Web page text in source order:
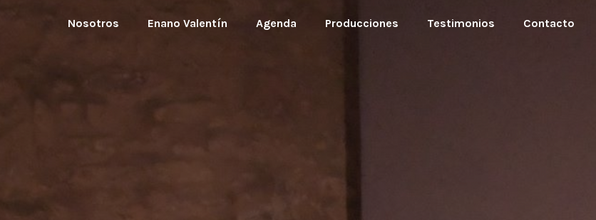
Nosotros Enano Valentín Agenda Producciones Testimonios Contacto